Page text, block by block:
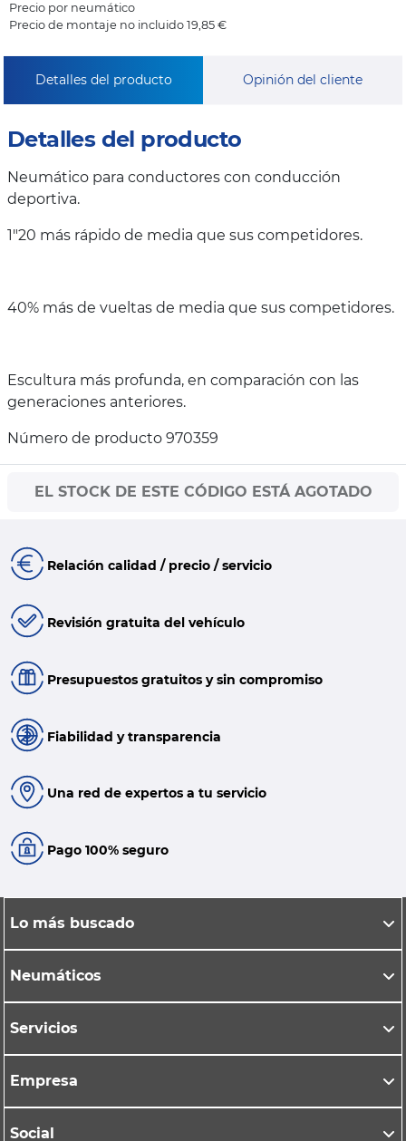
Precio por neumático
Precio de montaje no incluido 19,85 €
Detalles del producto Opinión del cliente
Detalles del producto
Neumático para conductores con conducción
deportiva.
1"20 más rápido de media que sus competidores.
40% más de vueltas de media que sus competidores.
Escultura más profunda, en comparación con las
generaciones anteriores.
Número de producto 970359
EL STOCK DE ESTE CÓDIGO ESTÁ AGOTADO
Relación calidad / precio / servicio
Revisión gratuita del vehículo
Presupuestos gratuitos y sin compromiso
Fiabilidad y transparencia
Una red de expertos a tu servicio
Pago 100% seguro
Lo más buscado
Neumáticos
Servicios
Empresa
Social